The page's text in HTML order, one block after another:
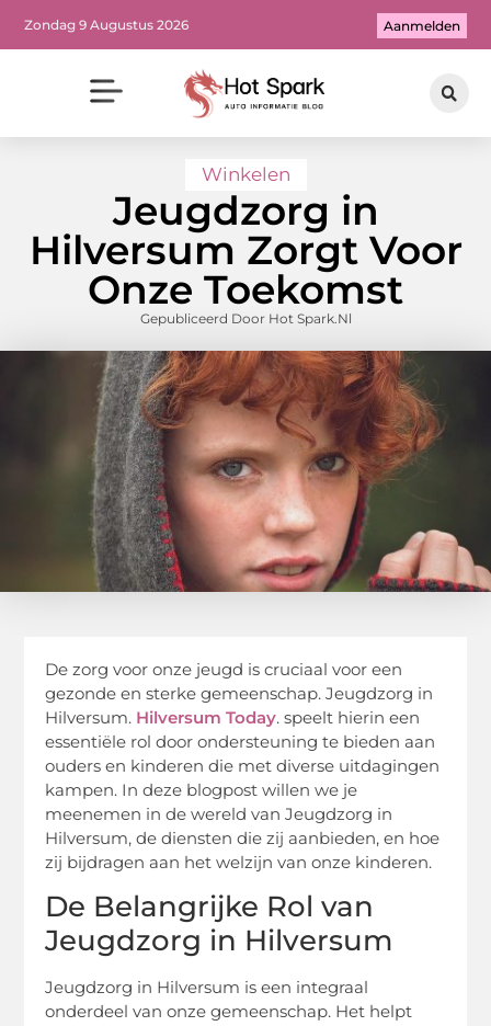
Zondag 9 Augustus 2026 Aanmelden
Winkelen
Jeugdzorg in
Hilversum Zorgt Voor
Onze Toekomst
Gepubliceerd Door Hot Spark.nl
De zorg voor onze jeugd is cruciaal voor een
gezonde en sterke gemeenschap. Jeugdzorg in
Hilversum. Hilversum Today. speelt hierin een
essentiële rol door ondersteuning te bieden aan
ouders en kinderen die met diverse uitdagingen
kampen. In deze blogpost willen we je
meenemen in de wereld van Jeugdzorg in
Hilversum, de diensten die zij aanbieden, en hoe
zij bijdragen aan het welzijn van onze kinderen.
De Belangrijke Rol van
Jeugdzorg in Hilversum
Jeugdzorg in Hilversum is een integraal
onderdeel van onze gemeenschap. Het helpt